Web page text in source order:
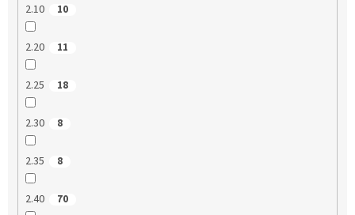
2.10 10
2.20 11
2.25 18
2.30 8
2.35 8
2.40 70